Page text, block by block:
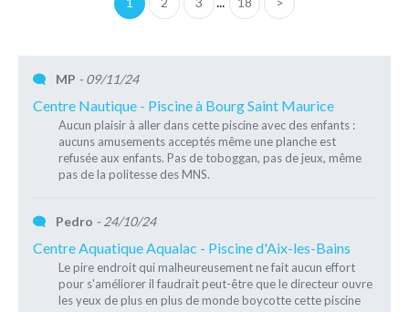
MP - 09/11/24
Centre Nautique - Piscine à Bourg Saint Maurice
Aucun plaisir à aller dans cette piscine avec des enfants :
aucuns amusements acceptés même une planche est
refusée aux enfants. Pas de toboggan, pas de jeux, même
pas de la politesse des MNS.
Pedro - 24/10/24
Centre Aquatique Aqualac - Piscine d'Aix-les-Bains
Le pire endroit qui malheureusement ne fait aucun effort
pour s'améliorer il faudrait peut-être que le directeur ouvre
les yeux de plus en plus de monde boycotte cette piscine